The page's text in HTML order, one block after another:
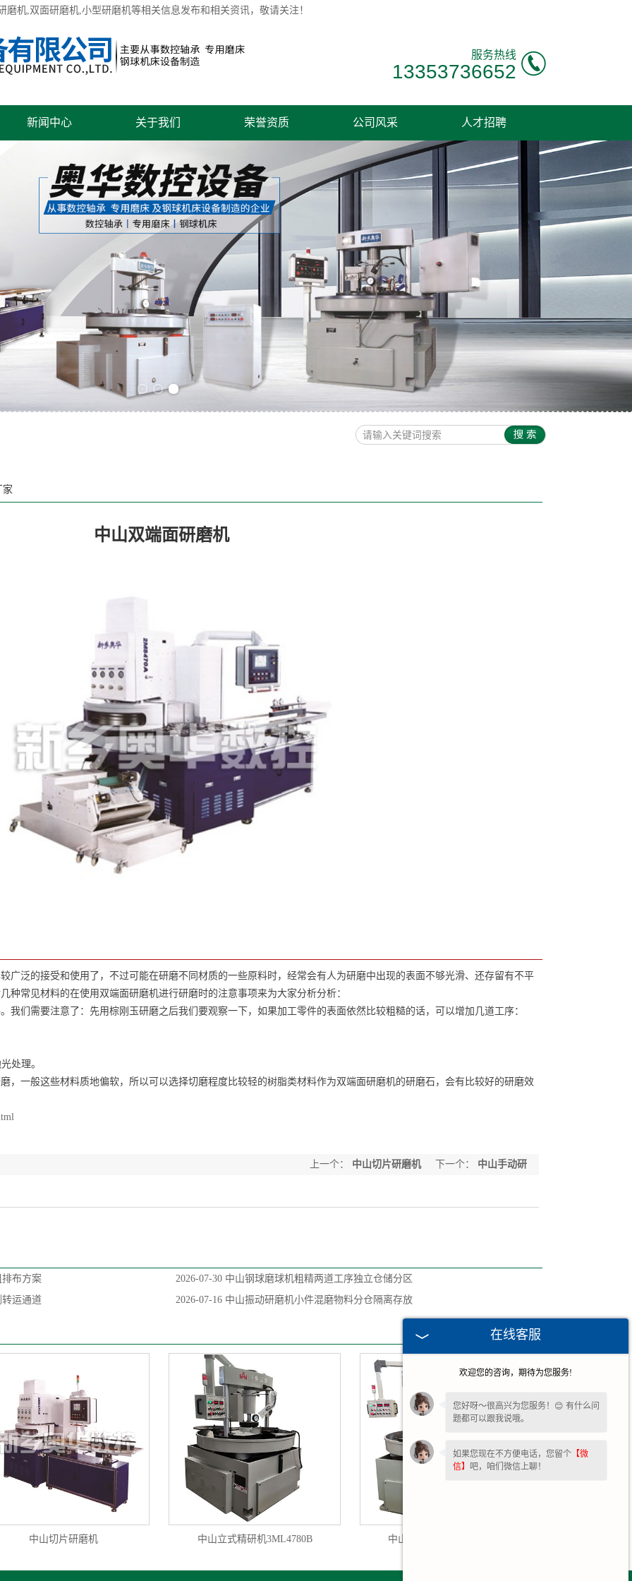
磨机,双面研磨机,小型研磨机等相关信息发布和相关资讯，敬请关注！
服务热线
13353736652
新闻中心 关于我们 荣誉资质 公司风采 人才招聘
家
中山双端面研磨机
广泛的接受和使用了，不过可能在研磨不同材质的一些原料时，经常会有人为研磨中出现的表面不够光滑、还存留有不平
种常见材料的在使用双端面研磨机进行研磨时的注意事项来为大家分析分析：
需要注意了：先用棕刚玉研磨之后我们要观察一下，如果加工零件的表面依然比较粗糙的话，可以增加几道工序：
处理。
般这些材料质地偏软，所以可以选择切磨程度比较轻的树脂类材料作为双端面研磨机的研磨石，会有比较好的研磨效
上一个： 中山切片研磨机 下一个：
中山手动研
布方案 2026-07-30 中山钢球磨球机粗精两道工序独立仓储分区
运通道
2026-07-16 中山振动研磨机小件混磨物料分仓隔离存放
中山切片研磨机 中山立式精研机3ML4780B 中山立式精研机3ML4780D
在线客服
欢迎您的咨询，期待为您服务!
您好呀～很高兴为您服务！😊 有什么问
题都可以跟我说哦。
如果您现在不方便电话，您留个 【微
信】 吧，咱们微信上聊！